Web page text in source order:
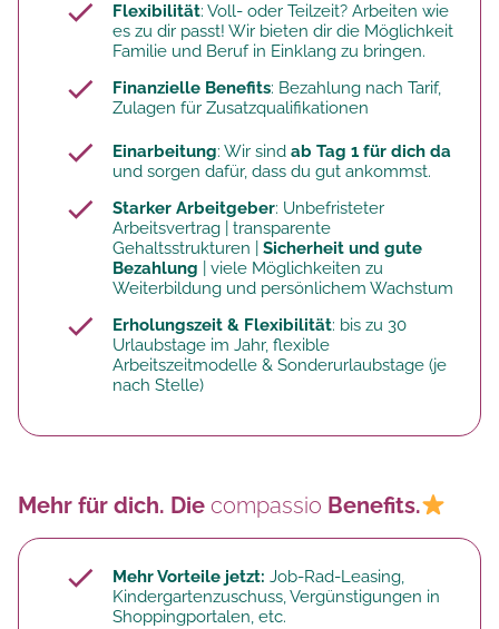
Flexibilität: Voll- oder Teilzeit? Arbeiten wie
es zu dir passt! Wir bieten dir die Möglichkeit
Familie und Beruf in Einklang zu bringen.
Finanzielle Benefits: Bezahlung nach Tarif,
Zulagen für Zusatzqualifikationen
Einarbeitung: Wir sind ab Tag 1 für dich da
und sorgen dafür, dass du gut ankommst.
Starker Arbeitgeber: Unbefristeter
Arbeitsvertrag | transparente
Gehaltsstrukturen | Sicherheit und gute
Bezahlung | viele Möglichkeiten zu
Weiterbildung und persönlichem Wachstum
Erholungszeit & Flexibilität: bis zu 30
Urlaubstage im Jahr, flexible
Arbeitszeitmodelle & Sonderurlaubstage (je
nach Stelle)
Mehr für dich. Die compassio Benefits.
Mehr Vorteile jetzt: Job-Rad-Leasing,
Kindergartenzuschuss, Vergünstigungen in
Shoppingportalen, etc.